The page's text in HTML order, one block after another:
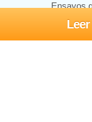
Ensayos